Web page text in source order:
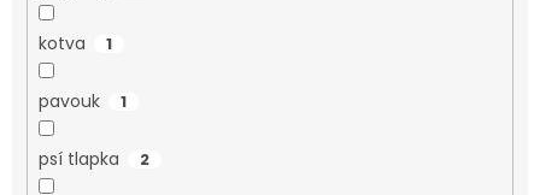
kotva 1
pavouk 1
psí tlapka 2